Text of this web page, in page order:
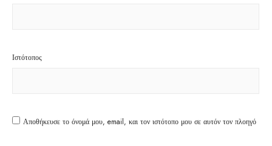
Ιστότοπος
Αποθήκευσε το όνομά μου, email, και τον ιστότοπο μου σε αυτόν τον πλοηγό